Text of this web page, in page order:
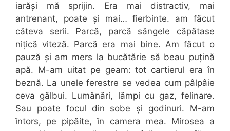
iarăși mă sprijin. Era mai distractiv, mai
antrenant, poate și mai… fierbinte. am făcut
câteva serii. Parcă, parcă sângele căpătase
nițică viteză. Parcă era mai bine. Am făcut o
pauză și am mers la bucătărie să beau puțină
apă. M-am uitat pe geam: tot cartierul era în
beznă. La unele ferestre se vedea cum pâlpâie
ceva gălbui. Lumânări, lămpi cu gaz, felinare.
Sau poate focul din sobe și godinuri. M-am
întors, pe pipăite, în camera mea. Mirosea a